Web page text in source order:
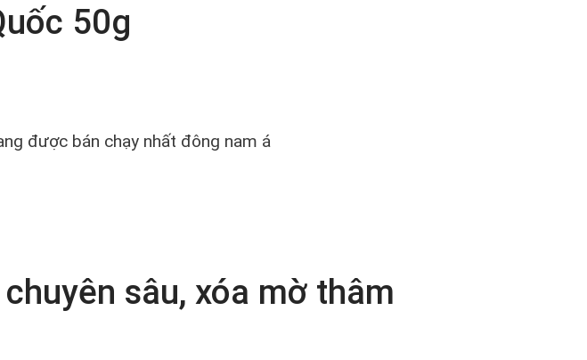
50g
được bán chạy nhất đông nam á
sâu, xóa mờ thâm